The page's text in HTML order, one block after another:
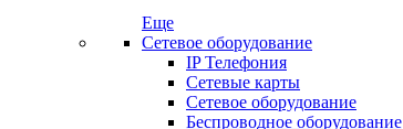
Еще
Сетевое оборудование
IP Телефония
Сетевые карты
Сетевое оборудование
Беспроводное оборудование